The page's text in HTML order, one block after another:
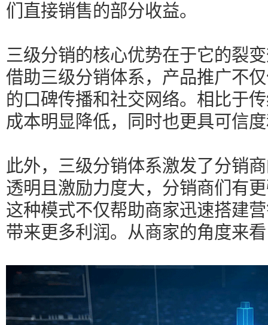
们直接销售的部分收益。
三级分销的核心优势在于它的裂
借助三级分销体系，产品推广不
的口碑传播和社交网络。相比于
成本明显降低，同时也更具可信
此外，三级分销体系激发了分销
透明且激励力度大，分销商们有
这种模式不仅帮助商家迅速搭建
带来更多利润。从商家的角度来